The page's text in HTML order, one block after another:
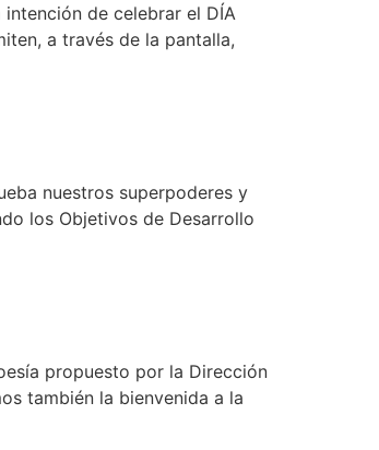
de celebrar el DÍA
a través de la pantalla,
nuestros superpoderes y
los Objetivos de Desarrollo
propuesto por la Dirección
también la bienvenida a la